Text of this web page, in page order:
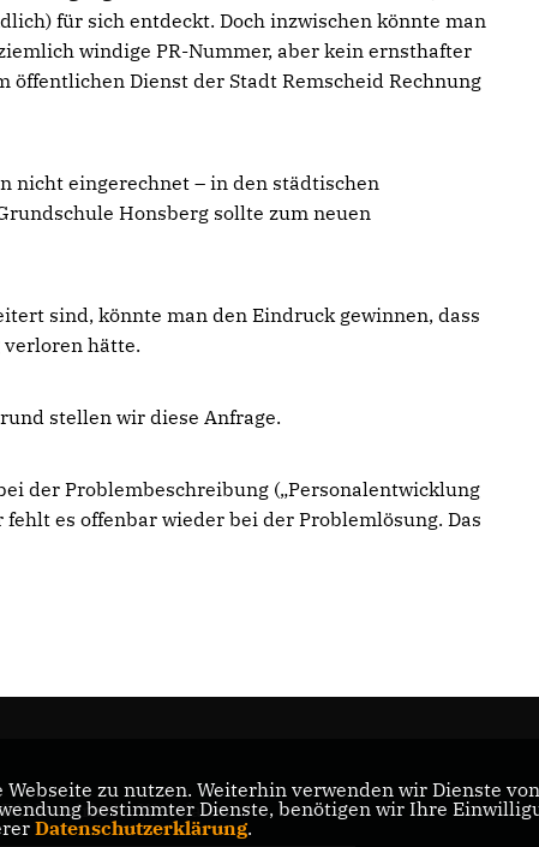
für sich entdeckt. Doch inzwischen könnte man
windige PR-Nummer, aber kein ernsthafter
öffentlichen Dienst der Stadt Remscheid Rechnung
nicht eingerechnet – in den städtischen
Honsberg sollte zum neuen
sind, könnte man den Eindruck gewinnen, dass
hätte.
stellen wir diese Anfrage.
der Problembeschreibung („Personalentwicklung
es offenbar wieder bei der Problemlösung. Das
Nordrhein-Westfalen
zu nutzen. Weiterhin verwenden wir Dienste
bestimmter Dienste, benötigen wir Ihre
Datenschutzerklärung.